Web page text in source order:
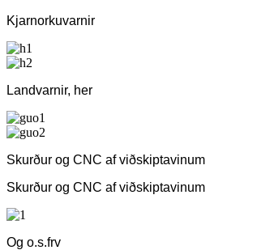
Kjarnorkuvarnir
Landvarnir, her
Skurður og CNC af viðskiptavinum
Skurður og CNC af viðskiptavinum
Og o.s.frv